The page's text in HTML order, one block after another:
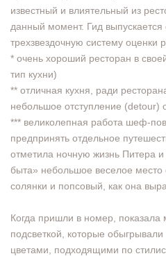
известный и влиятельный из
данный момент. Гид
трехзвездочную систему оценки
* очень хороший ресторан в
тип кухни)
** отличная кухня, ради
небольшое отступление (detour)
*** великолепная работа шеф-
предпринять отдельное
отметила ночную жизнь Питера
быта» небольшое веселое место
солянки и попсовый, как она
Когда пришли в номер,
подсветкой, которые
цветами, подходящими по